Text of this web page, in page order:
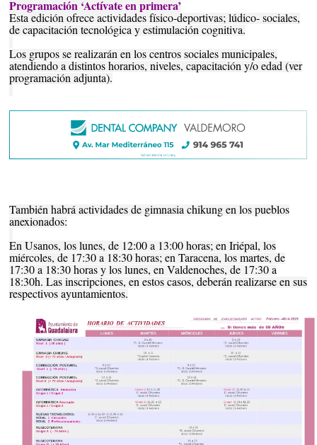
Programación ‘Actívate en primera’
Esta edición ofrece actividades físico-deportivas; lúdico- sociales,
de capacitación tecnológica y estimulación cognitiva.
Los grupos se realizarán en los centros sociales municipales,
atendiendo a distintos horarios, niveles, capacitación y/o edad (ver
programación adjunta).
También habrá actividades de gimnasia chikung en los pueblos
anexionados:
En Usanos, los lunes, de 12:00 a 13:00 horas; en Iriépal, los
miércoles, de 17:30 a 18:30 horas; en Taracena, los martes, de
17:30 a 18:30 horas y los lunes, en Valdenoches, de 17:30 a
18:30h. Las inscripciones, en estos casos, deberán realizarse en sus
respectivos ayuntamientos.